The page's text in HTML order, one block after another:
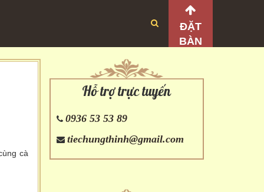
ĐẶT
BÀN
cà
Hỗ trợ trực tuyến
0936 53 53 89
tiechungthinh@gmail.com